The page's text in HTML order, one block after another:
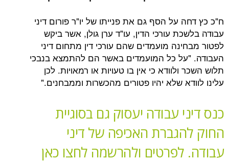
על הסף גם את פנייתו של יו"ר פורום דיני
עורכי הדין, עו"ד ערן גולן, אשר ביקש
מועמדים שהם עורכי דין מתחום דיני
כל המועמדים באשר הם להתמצא בנבכי
כי אין בו טעויות או רמאויות. לכן
שלא יהיו פטורים מהכשרות וממבחנים."
עבודה יעסוק גם בסוגיית
האכיפה של דיני
ולהרשמה לחצו כאן